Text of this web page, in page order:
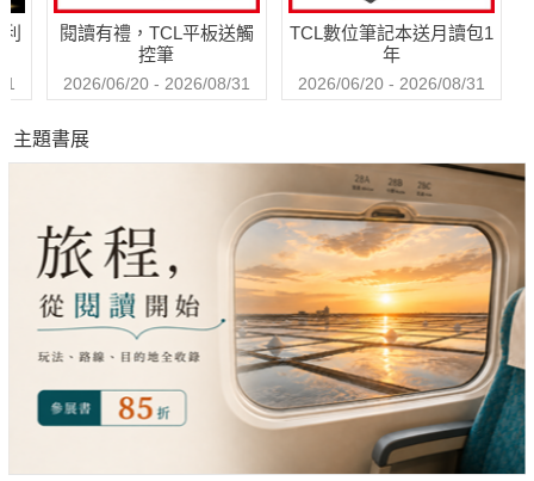
閱讀有禮，TCL平板送觸
控筆
2026/06/20 - 2026/08/31
TCL數位筆記本送月讀包1
年
2026/06/20 - 2026/08/31
主題書展